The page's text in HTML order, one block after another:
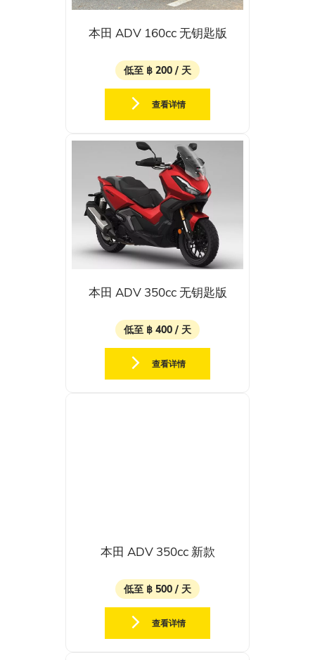
本田 ADV 160cc 无钥匙版
低至 ฿ 200 / 天
查看详情
本田 ADV 350cc 无钥匙版
低至 ฿ 400 / 天
查看详情
本田 ADV 350cc 新款
低至 ฿ 500 / 天
查看详情